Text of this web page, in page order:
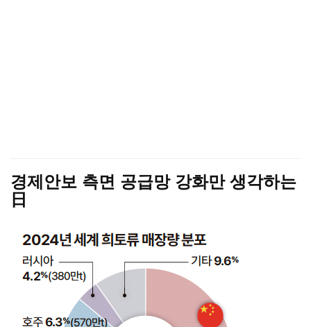
경제안보 측면 공급망 강화만 생각하는
日